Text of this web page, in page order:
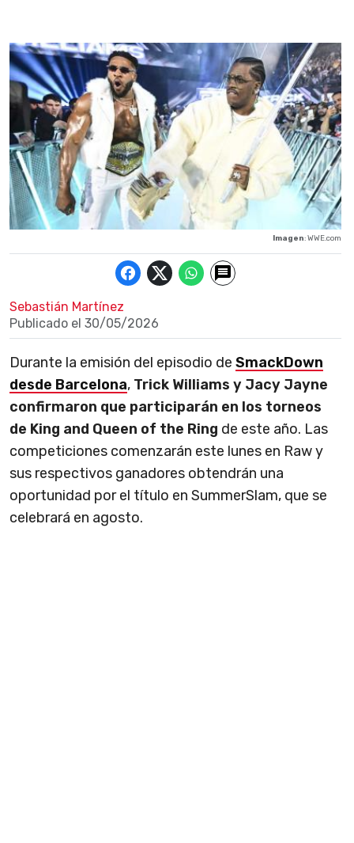
Imagen: WWE.com
Sebastián Martínez
Publicado el 30/05/2026
Durante la emisión del episodio de SmackDown
desde Barcelona, Trick Williams y Jacy Jayne
confirmaron que participarán en los torneos
de King and Queen of the Ring de este año. Las
competiciones comenzarán este lunes en Raw y
sus respectivos ganadores obtendrán una
oportunidad por el título en SummerSlam, que se
celebrará en agosto.